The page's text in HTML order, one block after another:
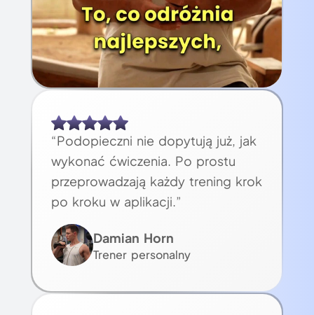
“Podopieczni nie dopytują już, jak
wykonać ćwiczenia. Po prostu
przeprowadzają każdy trening krok
po kroku w aplikacji.”
Damian Horn
Trener personalny